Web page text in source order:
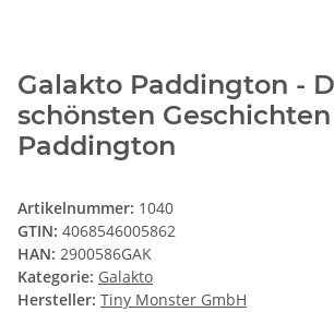
Galakto Paddington -
schönsten
Paddington
Artikelnummer: 1040
GTIN: 4068546005862
HAN: 2900586GAK
Kategorie: Galakto
Hersteller: Tiny Monster GmbH